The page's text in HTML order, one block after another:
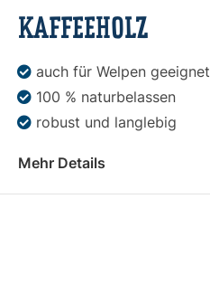
KAFFEEHOLZ
auch für Welpen geeignet
100 % naturbelassen
robust und langlebig
Mehr Details